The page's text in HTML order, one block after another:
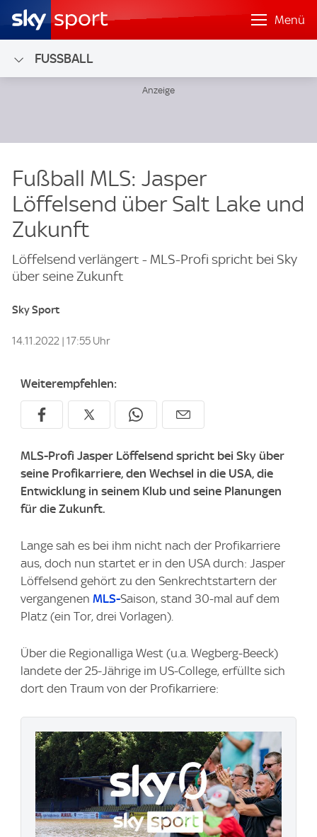
Menü
FUSSBALL
Fußball MLS: Jasper
Löffelsend über Salt Lake und
Zukunft
Löffelsend verlängert - MLS-Profi spricht bei Sky
über seine Zukunft
Sky Sport
14.11.2022 | 17:55 Uhr
Weiterempfehlen:
MLS-Profi Jasper Löffelsend spricht bei Sky über
seine Profikarriere, den Wechsel in die USA, die
Entwicklung in seinem Klub und seine Planungen
für die Zukunft.
Lange sah es bei ihm nicht nach der Profikarriere
aus, doch nun startet er in den USA durch: Jasper
Löffelsend gehört zu den Senkrechtstartern der
vergangenen MLS-Saison, stand 30-mal auf dem
Platz (ein Tor, drei Vorlagen).
Über die Regionalliga West (u.a. Wegberg-Beeck)
landete der 25-Jährige im US-College, erfüllte sich
dort den Traum von der Profikarriere: